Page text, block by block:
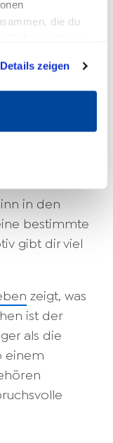
die du
Details zeigen
immer ein
und nicht
deine
und
und
spürst du,
und Mut
in den
bestimmte
gibt dir viel
zeigt, was
ist der
als die
einem